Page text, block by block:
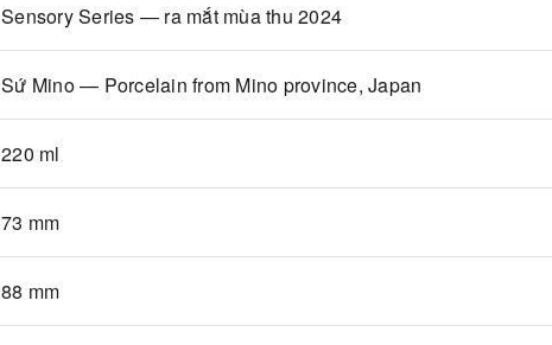
Sensory Series — ra mắt mùa thu 2024
Sứ Mino — Porcelain from Mino province, Japan
220 ml
73 mm
88 mm